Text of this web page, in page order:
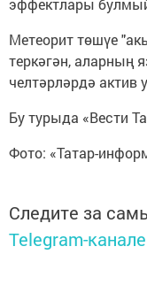
эффектлары
Метеорит төшүе
теркәгән, аларның
челтәрләрдә актив
Бу турыда «Вести
Фото: «Татар-
Следите за
Telegram-канале